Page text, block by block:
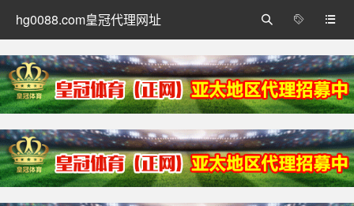
hg0088.com皇冠代理网址 

